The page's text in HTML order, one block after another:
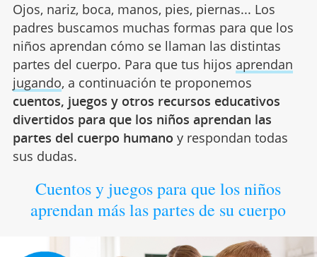
Ojos, nariz, boca, manos, pies, piernas... Los
padres buscamos muchas formas para que los
niños aprendan cómo se llaman las distintas
partes del cuerpo. Para que tus hijos aprendan
jugando, a continuación te proponemos
cuentos, juegos y otros recursos educativos
divertidos para que los niños aprendan las
partes del cuerpo humano y respondan todas
sus dudas.
Cuentos y juegos para que los niños
aprendan más las partes de su cuerpo